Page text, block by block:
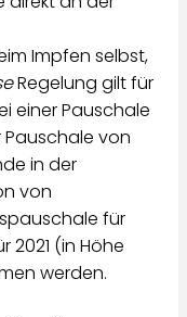
Impfen selbst,
Regelung gilt für
einer Pauschale
Pauschale von
in der
von
für
2021 (in Höhe
werden.